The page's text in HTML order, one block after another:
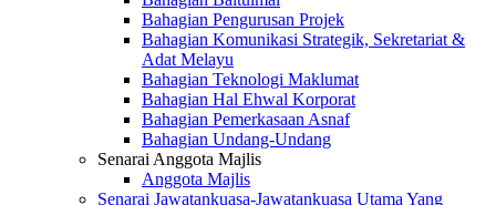
Bahagian Pengurusan Projek
Bahagian Komunikasi Strategik, Sekretariat &
Adat Melayu
Bahagian Teknologi Maklumat
Bahagian Hal Ehwal Korporat
Bahagian Pemerkasaan Asnaf
Bahagian Undang-Undang
Senarai Anggota Majlis
Anggota Majlis
Senarai Jawatankuasa-Jawatankuasa Utama Yang